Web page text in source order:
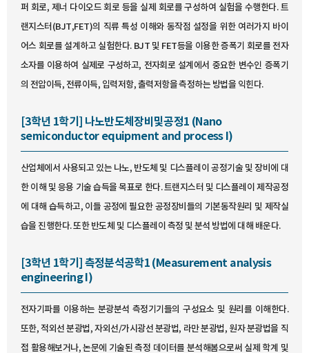
퍼 회로, 제너 다이오드 회로 등을 실제 회로를 구성하여 실험을 수행한다. 트
랜지스터(BJT,FET)의 직류 특성 이해와 동작점 설정을 위한 여러가지 바이
어스 회로를 설계하고 실험한다. BJT 및 FET등을 이용한 증폭기 회로를 전자
소자를 이용하여 실제로 구성하고, 전자회로 설계에서 중요한 변수인 증폭기
의 전압이득, 전류이득, 입력저항, 출력저항을 측정하는 방법을 익힌다.
[3학년 1학기] 나노반도체장비및공정1 (Nano
semiconductor equipment and process I)
산업체에서 사용되고 있는 나노, 반도체 및 디스플레이 공정기술 및 장비에 대
한 이해 및 응용 기술 습득을 목표로 한다. 트랜지스터 및 디스플레이 제작공정
에 대해 습득하고, 이들 공정에 필요한 공정장비들의 기본동작원리 및 제작실
습을 진행한다. 또한 반도체 및 디스플레이 측정 및 분석 방법에 대해 배운다.
[3학년 1학기] 측정분석공학1 (Measurement analysis
engineering I)
전자기파를 이용하는 분광분석 측정기기들의 구성요소 및 원리를 이해한다.
또한, 적외선 분광법, 자외선/가시광선 분광법, 라만 분광법, 원자 분광법을 직
접 활용해보거나, 논문에 기술된 측정 데이터를 분석해봄으로써 실제 학계 및